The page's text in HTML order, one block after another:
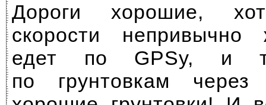
Дороги хорошие,
скорости непривычно
едет по GPSу, и
по грунтовкам